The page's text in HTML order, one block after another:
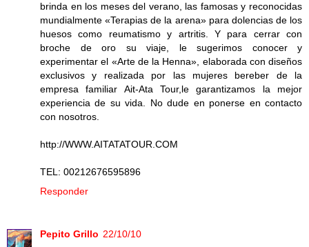
brinda en los meses del verano, las famosas y reconocidas
mundialmente «Terapias de la arena» para dolencias de los
huesos como reumatismo y artritis. Y para cerrar con
broche de oro su viaje, le sugerimos conocer y
experimentar el «Arte de la Henna», elaborada con diseños
exclusivos y realizada por las mujeres bereber de la
empresa familiar Ait-Ata Tour,le garantizamos la mejor
experiencia de su vida. No dude en ponerse en contacto
con nosotros.
http://WWW.AITATATOUR.COM
TEL: 00212676595896
Responder
Pepito Grillo 22/10/10